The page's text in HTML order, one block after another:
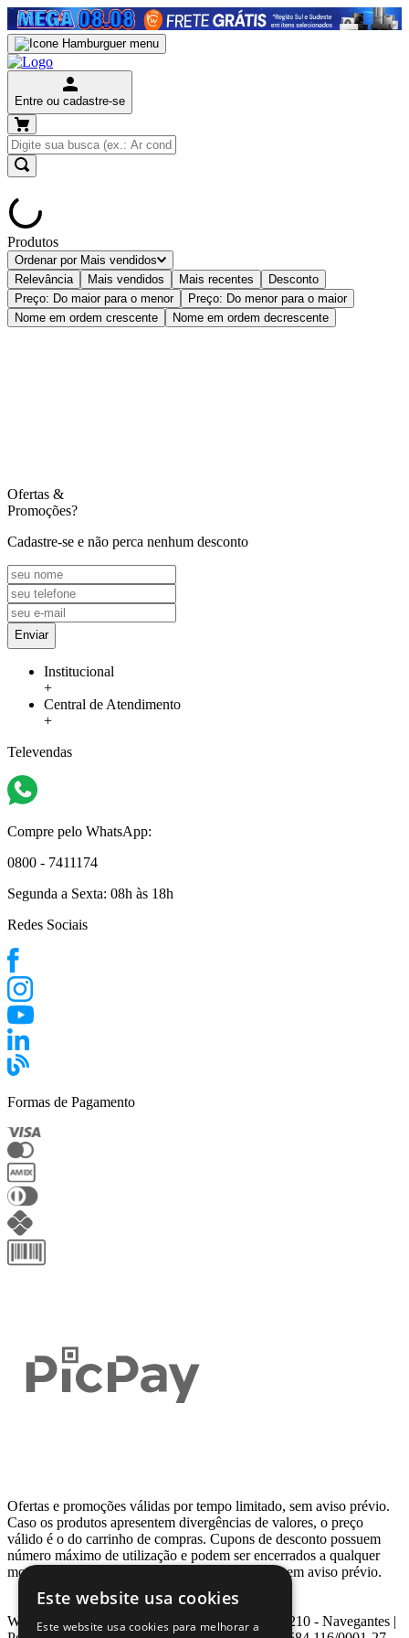
Entre ou cadastre-se
Produtos
Ordenar por Mais vendidos
Relevância
Mais vendidos Mais recentes
Desconto
Preço: Do maior para o menor
Preço: Do menor para o maior
Nome em ordem crescente
Nome em ordem decrescente
Ofertas &
Promoções?
Cadastre-se e não perca nenhum desconto
Enviar
Institucional
+
Central de Atendimento
+
Televendas
Compre pelo WhatsApp:
0800 - 7411174
Segunda a Sexta: 08h às 18h
Redes Sociais
Formas de Pagamento
Ofertas e promoções válidas por tempo limitado, sem aviso prévio.
Caso os produtos apresentem divergências de valores, o preço
válido é o do carrinho de compras. Cupons de desconto possuem
número máximo de utilização e podem ser encerrados a qualquer
momento, de acordo com sua disponibilidade e sem aviso prévio.
Webcontinental LTDA | Travessa Venezuela, Nº 210 - Navegantes |
Este website usa cookies
Este website usa cookies para melhorar a